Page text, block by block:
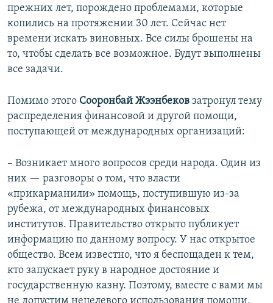
прежних лет, порождено проблемами, которые
копились на протяжении 30 лет. Сейчас нет
времени искать виновных. Все силы брошены на
то, чтобы сделать все возможное. Будут выполнены
все задачи.
Помимо этого Сооронбай Жээнбеков затронул тему
распределения финансовой и другой помощи,
поступающей от международных организаций:
– Возникает много вопросов среди народа. Один из
них — разговоры о том, что власти
«прикарманили» помощь, поступившую из-за
рубежа, от международных финансовых
институтов. Правительство открыто публикует
информацию по данному вопросу. У нас открытое
общество. Всем известно, что я беспощаден к тем,
кто запускает руку в народное достояние и
государственную казну. Поэтому, вместе с вами мы